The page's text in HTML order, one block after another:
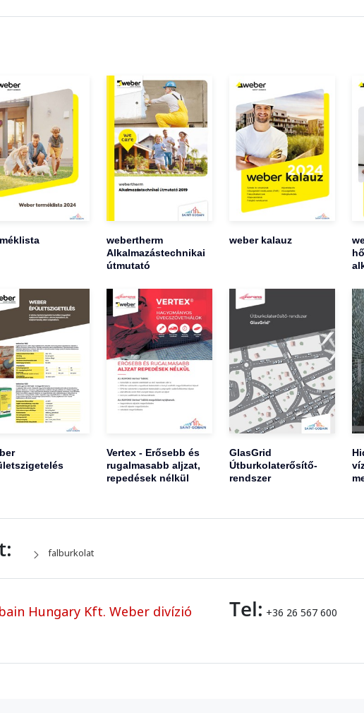
webertherm
Alkalmazástechnikai
útmutató
weber kalauz
Vertex - Erősebb és
rugalmasabb aljzat,
repedések nélkül
GlasGrid
Útburkolaterősítő-
rendszer
falburkolat
Hungary Kft. Weber divízió Tel: +36 26 567 600